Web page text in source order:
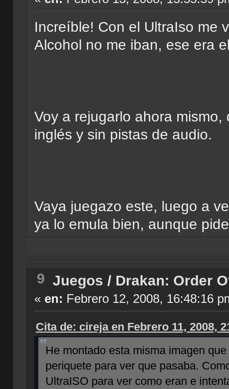
Increíble! Con el UltraIso me
Alcohol no me iban, ese era
Voy a rejugarlo ahora
inglés y sin pistas de audio.
Vaya juegazo este, luego a
ya lo emula bien, aunque
9 Juegos / Drakan: Order
« en: Febrero 12, 2008, 16:48:16
Cita de: cireja en Febrero 11, 2008,
He montado esta misma imagen
periquete para ver que pasaba.
UltraISO para ver como eran e